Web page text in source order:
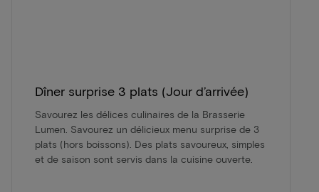
Dîner surprise 3 plats (Jour d’arrivée)
Savourez les délices culinaires de la Brasserie
Lumen. Savourez un délicieux menu surprise de 3
plats (hors boissons). Des plats savoureux, simples
et de saison sont servis dans la cuisine ouverte.